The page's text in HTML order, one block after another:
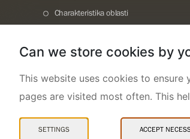
Charakteristika oblasti
Potřebuji vyřídit
Kontakty
Can we store cookies by
This website uses cookies to
pages are visited most often. This
SETTINGS ACCEPT